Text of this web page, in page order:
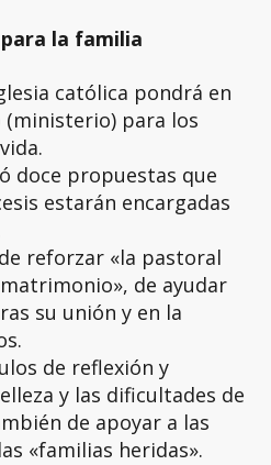
la familia
católica pondrá en
(ministerio) para los
doce propuestas que
estarán encargadas
reforzar «la pastoral
de ayudar
su unión y en la
de reflexión y
y las dificultades de
de apoyar a las
«familias heridas».